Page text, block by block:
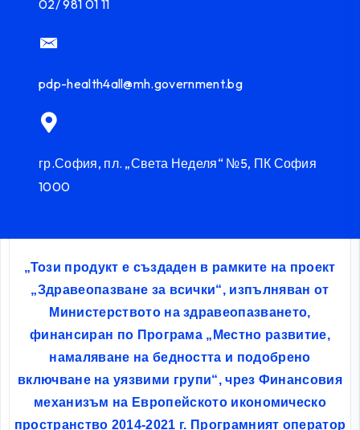
02/ 981 01 11
pdp-health4all@mh.government.bg
гр.София, пл. „Света Неделя“ №5, ПК София
1000
„Този продукт е създаден в рамките на проект
„Здравеопазване за всички“, изпълняван от
Министерството на здравеопазването,
финансиран по Програма „Местно развитие,
намаляване на бедността и подобрено
включване на уязвими групи“, чрез Финансовия
механизъм на Европейското икономическо
пространство 2014-2021 г. Програмният оператор